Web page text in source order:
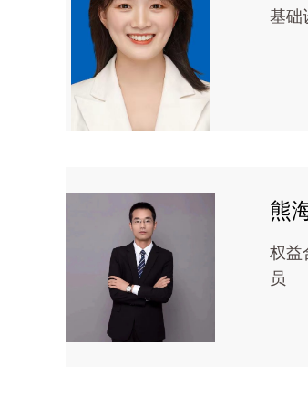
基础
熊
权益
员